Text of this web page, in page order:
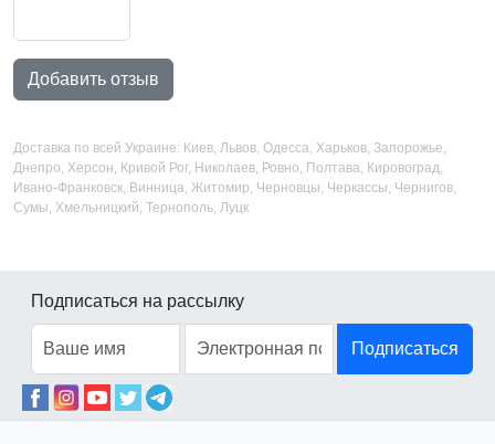
Добавить отзыв
Доставка по всей Украине: Киев, Львов, Одесса, Харьков, Запорожье,
Днепро, Херсон, Кривой Рог, Николаев, Ровно, Полтава, Кировоград,
Ивано-Франковск, Винница, Житомир, Черновцы, Черкассы, Чернигов,
Сумы, Хмельницкий, Тернополь, Луцк
Подписаться на рассылку
Подписаться